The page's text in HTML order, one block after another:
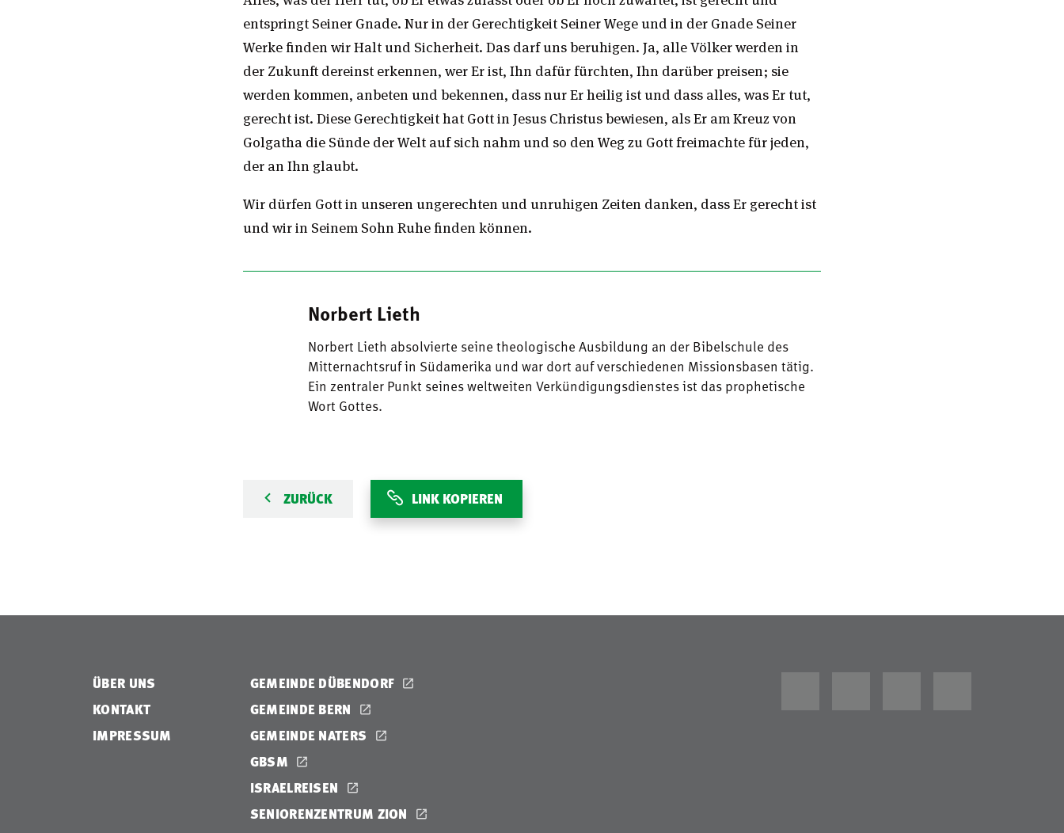
entspringt Seiner Gnade. Nur in der Gerechtigkeit Seiner Wege und in der Gnade Seiner
Werke finden wir Halt und Sicherheit. Das darf uns beruhigen. Ja, alle Völker werden in
der Zukunft dereinst erkennen, wer Er ist, Ihn dafür fürchten, Ihn darüber preisen; sie
werden kommen, anbeten und bekennen, dass nur Er heilig ist und dass alles, was Er tut,
gerecht ist. Diese Gerechtigkeit hat Gott in Jesus Christus bewiesen, als Er am Kreuz von
Golgatha die Sünde der Welt auf sich nahm und so den Weg zu Gott freimachte für jeden,
der an Ihn glaubt.
Wir dürfen Gott in unseren ungerechten und unruhigen Zeiten danken, dass Er gerecht ist
und wir in Seinem Sohn Ruhe finden können.
Norbert Lieth
Norbert Lieth absolvierte seine theologische Ausbildung an der Bibelschule des
Mitternachtsruf in Südamerika und war dort auf verschiedenen Missionsbasen tätig.
Ein zentraler Punkt seines weltweiten Verkündigungsdienstes ist das prophetische
Wort Gottes.
ZURÜCK LINK KOPIEREN
ÜBER UNS
KONTAKT
IMPRESSUM
GEMEINDE DÜBENDORF
GEMEINDE BERN
GEMEINDE NATERS
GBSM
ISRAELREISEN
SENIORENZENTRUM ZION